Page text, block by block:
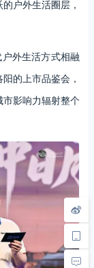
户外生活圈层，
外生活方式相融
的上市品鉴会，
影响力辐射整个